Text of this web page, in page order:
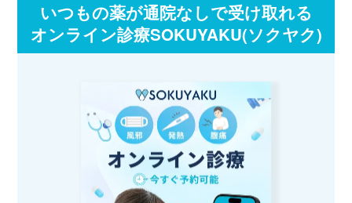
いつもの薬が通院なしで受け取れる
オンライン診療SOKUYAKU(ソクヤク)